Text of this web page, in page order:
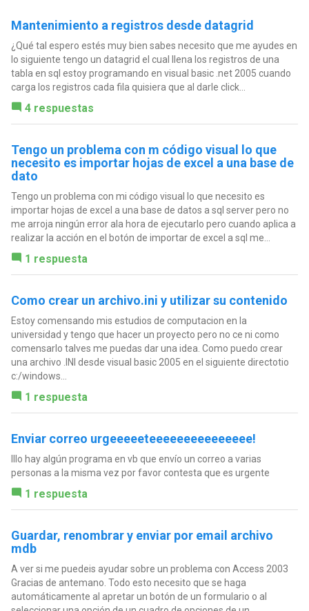
Mantenimiento a registros desde datagrid
¿Qué tal espero estés muy bien sabes necesito que me ayudes en
lo siguiente tengo un datagrid el cual llena los registros de una
tabla en sql estoy programando en visual basic .net 2005 cuando
carga los registros cada fila quisiera que al darle click...
4 respuestas
Tengo un problema con m código visual lo que
necesito es importar hojas de excel a una base de
dato
Tengo un problema con mi código visual lo que necesito es
importar hojas de excel a una base de datos a sql server pero no
me arroja ningún error ala hora de ejecutarlo pero cuando aplica a
realizar la acción en el botón de importar de excel a sql me...
1 respuesta
Como crear un archivo.ini y utilizar su contenido
Estoy comensando mis estudios de computacion en la
universidad y tengo que hacer un proyecto pero no ce ni como
comensarlo talves me puedas dar una idea. Como puedo crear
una archivo .INI desde visual basic 2005 en el siguiente directotio
c:/windows...
1 respuesta
Enviar correo urgeeeeeteeeeeeeeeeeeeee!
Illo hay algún programa en vb que envío un correo a varias
personas a la misma vez por favor contesta que es urgente
1 respuesta
Guardar, renombrar y enviar por email archivo
mdb
A ver si me puedeis ayudar sobre un problema con Access 2003
Gracias de antemano. Todo esto necesito que se haga
automáticamente al apretar un botón de un formulario o al